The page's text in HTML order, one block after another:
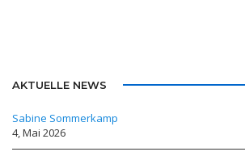
AKTUELLE NEWS
Sabine Sommerkamp
4, Mai 2026